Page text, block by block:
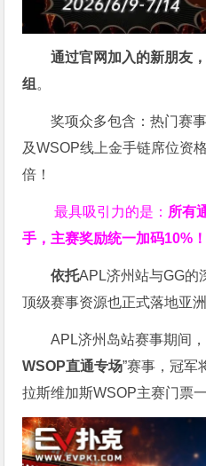
通过官网加入的新朋友
组 。
奖项众多包含：热门赛
及WSOP线上金手链席位资格
倍！
最具吸引力的是： 所有
手，主赛奖励统一加码10% ！
依托APL济州站与GG的
顶级赛事资源也正式落地亚洲
APL济州岛站赛事期间
WSOP直通专场”赛事，冠军
拉斯维加斯WSOP主赛门票一